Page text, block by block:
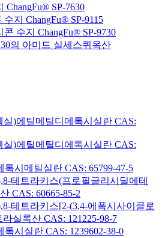
ChangFu® SP-7630
지 ChangFu® SP-9115
수지 ChangFu® SP-9730
의 아미드 실세스퀴옥산
실)에틸메틸디메톡시실란 CAS:
실)에틸메틸디에톡시실란 CAS:
시메틸실란 CAS: 65799-47-5
테트라키스(프로필글리시딜에테
CAS: 60665-85-2
테트라키스[2-(3,4-에폭시사이클로
실록산 CAS: 121225-98-7
시실란 CAS: 1239602-38-0